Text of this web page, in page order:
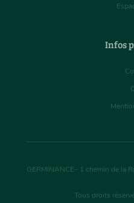
Infos
GERMINANCE- 1 chemin de la
Tous droits